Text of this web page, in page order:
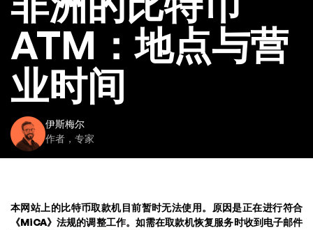
ATM：地点与营
业时间
伊斯梅尔
作者，专家
本网站上的比特币取款机目前暂时无法使用。原因是正在进行符合
《MiCA》法规的调整工作。如需在取款机恢复服务时收到电子邮件